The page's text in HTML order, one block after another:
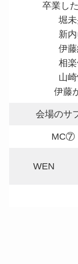
卒業し
堀
新
伊
相
山
伊藤
会場のサ
MC⑦
WEN